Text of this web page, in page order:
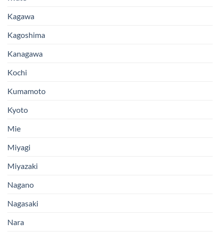
Kagawa
Kagoshima
Kanagawa
Kochi
Kumamoto
Kyoto
Mie
Miyagi
Miyazaki
Nagano
Nagasaki
Nara